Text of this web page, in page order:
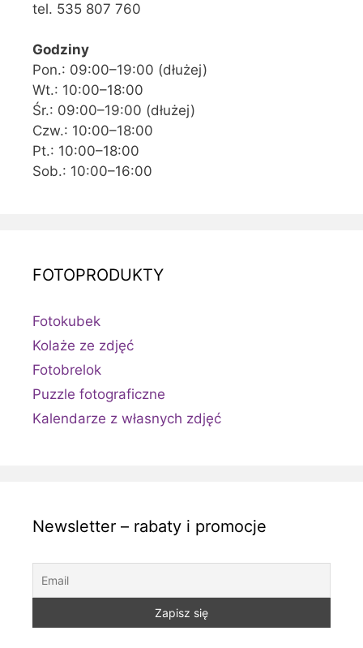
tel. 535 807 760
Godziny
Pon.: 09:00–19:00 (dłużej)
Wt.: 10:00–18:00
Śr.: 09:00–19:00 (dłużej)
Czw.: 10:00–18:00
Pt.: 10:00–18:00
Sob.: 10:00–16:00
FOTOPRODUKTY
Fotokubek
Kolaże ze zdjęć
Fotobrelok
Puzzle fotograficzne
Kalendarze z własnych zdjęć
Newsletter – rabaty i promocje